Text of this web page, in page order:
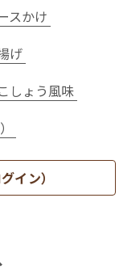
スかけ
げ
しょう風味
イン）